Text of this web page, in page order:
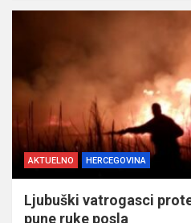
AKTUELNO HERCEGOVINA
Ljubuški vatrogasci
pune ruke posla